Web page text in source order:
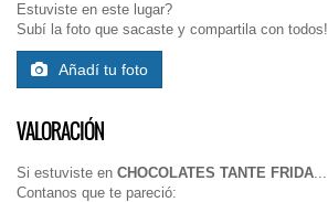
Estuviste en este lugar?
Subí la foto que sacaste y compartila con todos!
Añadí tu foto
VALORACIÓN
Si estuviste en CHOCOLATES TANTE FRIDA...
Contanos que te pareció: